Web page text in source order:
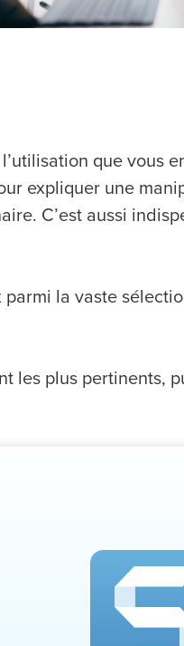
que vous
expliquer une
C’est aussi
la vaste
les plus pertinents,